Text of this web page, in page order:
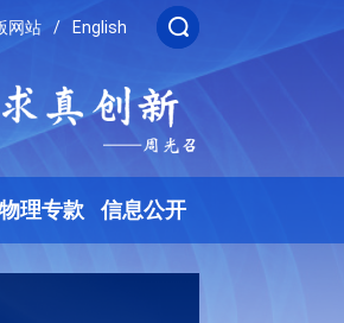
网站 / English
理专款 信息公开